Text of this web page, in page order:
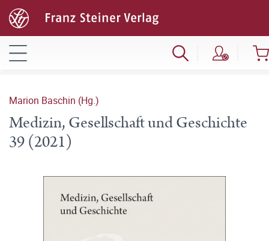
Marion Baschin (Hg.)
Medizin, Gesellschaft und Geschichte
39 (2021)